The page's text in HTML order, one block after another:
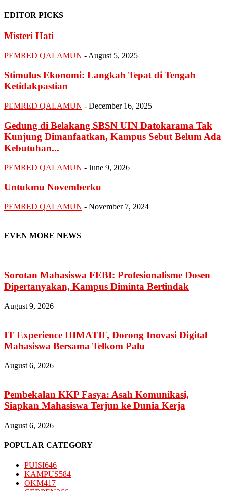
EDITOR PICKS
Misteri Hati
PEMRED QALAMUN - August 5, 2025
Stimulus Ekonomi: Langkah Tepat di Tengah
Ketidakpastian
PEMRED QALAMUN - December 16, 2025
Gedung di Belakang SBSN UIN Datokarama Tak
Kunjung Dimanfaatkan, Kampus Sebut Belum Ada
Kebutuhan...
PEMRED QALAMUN - June 9, 2026
Untukmu Novemberku
PEMRED QALAMUN - November 7, 2024
EVEN MORE NEWS
Sorotan Mahasiswa FEBI: Profesionalisme Dosen
Dipertanyakan, Kampus Diminta Bertindak
August 9, 2026
IT Experience HIMATIF, Dorong Inovasi Digital
Mahasiswa Bersama Telkom Palu
August 6, 2026
Pembekalan KKP Fasya: Asah Komunikasi,
Siapkan Mahasiswa Terjun ke Dunia Kerja
August 6, 2026
POPULAR CATEGORY
PUISI646
KAMPUS584
OKM417